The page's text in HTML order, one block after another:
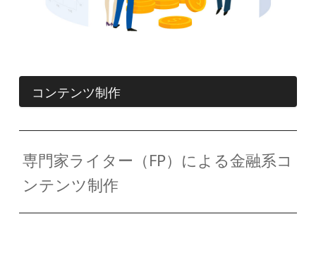
コンテンツ制作
専門家ライター（FP）による金融系コ
ンテンツ制作